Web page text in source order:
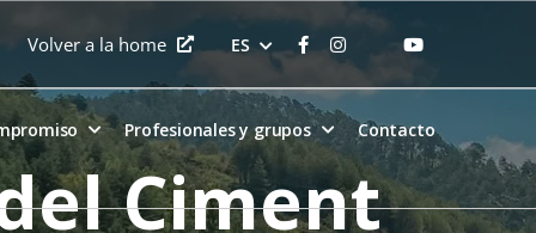
Volver a la home ES
Profesionales y grupos Contacto
Ciment